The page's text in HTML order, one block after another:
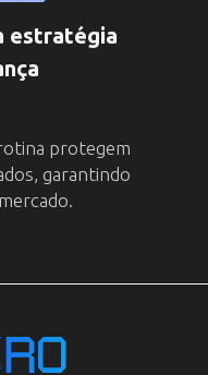
estratégia
protegem
garantindo